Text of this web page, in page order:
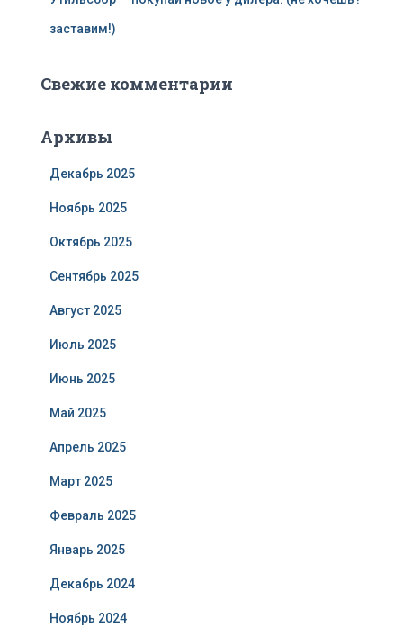
заставим!)
Свежие комментарии
Архивы
Декабрь 2025
Ноябрь 2025
Октябрь 2025
Сентябрь 2025
Август 2025
Июль 2025
Июнь 2025
Май 2025
Апрель 2025
Март 2025
Февраль 2025
Январь 2025
Декабрь 2024
Ноябрь 2024